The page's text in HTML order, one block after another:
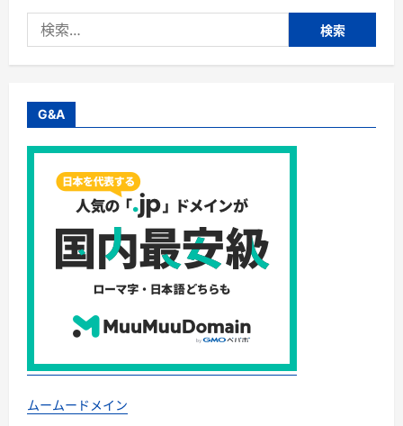
索:
G&A
ムームードメイン